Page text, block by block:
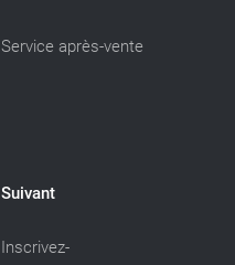
Service après-vente
Suivant
Inscrivez-